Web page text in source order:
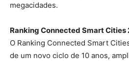
megacidades.
Ranking Connected Smart Cities
O Ranking Connected Smart
de um novo ciclo de 10 anos,